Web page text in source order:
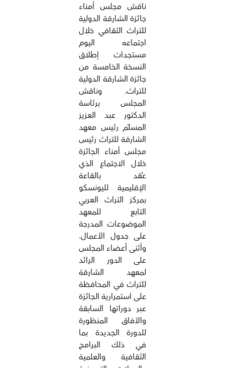
ناقش مجلس أمناء
جائزة الشارقة الدولية
للتراث الثقافي خلال
اجتماعه اليوم
مستجدات إطلاق
النسخة الخامسة من
جائزة الشارقة الدولية
للتراث. وناقش
المجلس برئاسة
الدكتور عبد العزيز
المسلّم رئيس معهد
الشارقة للتراث رئيس
مجلس أمناء الجائزة
خلال الاجتماع الذي
عُقد بالقاعة
الإقليمية لليونسكو
بمركز التراث العربي
التابع للمعهد
الموضوعات المدرجة
على جدول الأعمال.
وأثنى أعضاء المجلس
على الدور الرائد
لمعهد الشارقة
للتراث في المحافظة
على استمرارية الجائزة
عبر دوراتها السابقة
والآفاق المنظورة
للدورة الجديدة بما
في ذلك البرامج
الثقافية والعلمية